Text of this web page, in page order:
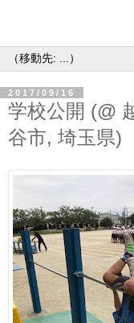
2017/09/16
学校公開 (@
谷市, 埼玉県)